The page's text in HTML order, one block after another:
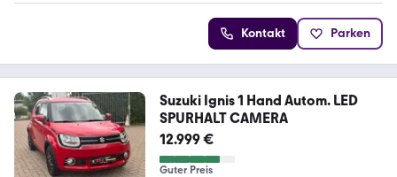
Kontakt Parken
Suzuki Ignis 1 Hand Autom. LED
SPURHALT CAMERA
12.999 €
Guter Preis